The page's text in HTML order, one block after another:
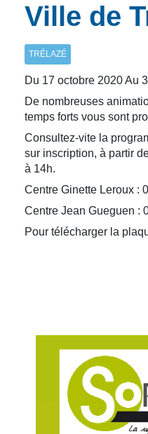
Ville de
TRÉLAZÉ
Du 17 octobre 2020 Au
De nombreuses
temps forts vous sont
Consultez-vite la
sur inscription, à partir
à 14h.
Centre Ginette Leroux :
Centre Jean Gueguen :
Pour télécharger la